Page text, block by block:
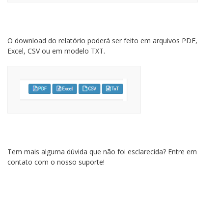
O download do relatório poderá ser feito em arquivos PDF,
Excel, CSV ou em modelo TXT.
Tem mais alguma dúvida que não foi esclarecida? Entre em
contato com o nosso suporte!